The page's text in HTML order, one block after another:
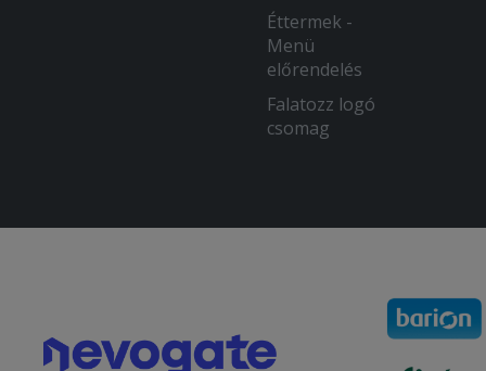
Éttermek -
Menü
előrendelés
Falatozz logó
csomag